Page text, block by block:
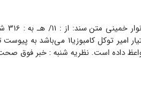
مربوط به سخنرانی نامبرده بالا که
دوستان نزدیک خود منجمله اعرابی2 واعظ داده است.